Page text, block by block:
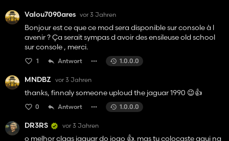
Valou7090ares vor 3 Jahren
Bonjour est ce que ce mod sera disponible sur console à l
avenir ? Ça serait sympas d avoir des ensileuse old school
sur console , merci.
1 Antwort 1.0.0.0
MNDBZ vor 3 Jahren
thanks, finnaly someone uploud the jaguar 1990 😉👍️
0 Antwort 1.0.0.0
DR3RS vor 3 Jahren
o melhor claas jaguar do jogo 👍️. mas tu colocaste aqui na